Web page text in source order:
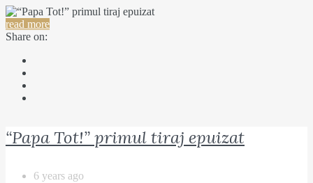
read more
Share on:
“Papa Tot!” primul tiraj epuizat
6 years ago